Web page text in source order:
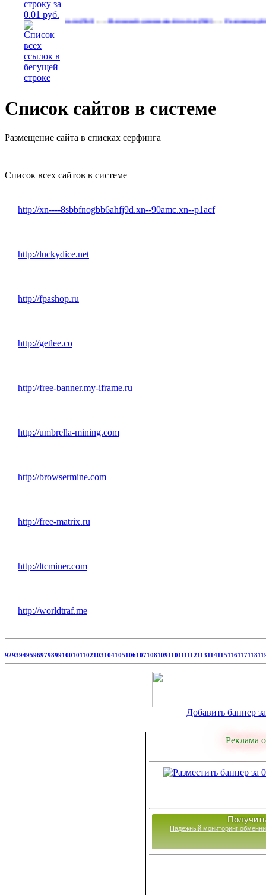
деньги(563) …Реальный денежный поток(592)…Рекламируйтесь на
Список сайтов в системе
Размещение сайта в списках серфинга
Список всех сайтов в системе
http://xn----8sbbfnogbb6ahfj9d.xn--90amc.xn--p1acf
http://luckydice.net
http://fpashop.ru
http://getlee.co
http://free-banner.my-iframe.ru
http://umbrella-mining.com
http://browsermine.com
http://free-matrix.ru
http://ltcminer.com
http://worldtraf.me
9293949596979899100101102103104105106107108109110111112113114115116117118
Добавить баннер
Реклама
Надежный мониторинг